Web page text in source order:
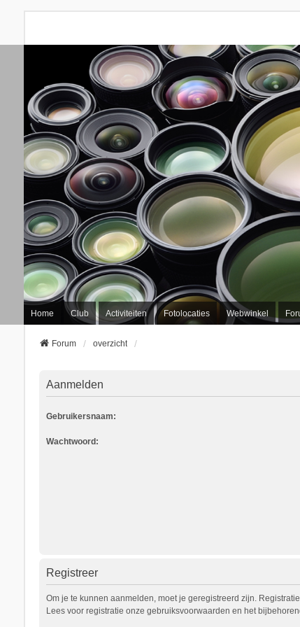
Home Club Activiteiten Fotolocaties Webwinkel
Forum overzicht
Aanmelden
Gebruikersnaam:
Wachtwoord:
Registreer
Om je te kunnen aanmelden, moet je geregistreerd zijn.
Lees voor registratie onze gebruiksvoorwaarden en het